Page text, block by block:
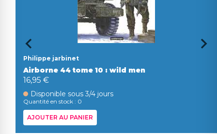
Philippe jarbinet
Airborne 44 tome 10 : wild men
16,95 €
Disponible sous 3/4 jours
Quantité en stock : 0
AJOUTER AU PANIER